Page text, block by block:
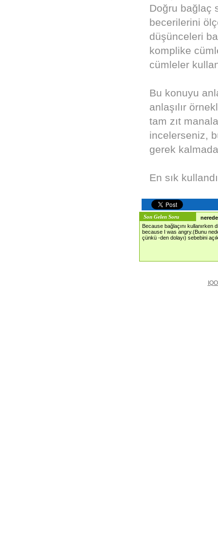
Doğru bağlaç
becerilerini
düşünceleri
komplike
cümleler
Bu konuyu
anlaşılır
tam zıt
incelerseniz,
gerek
En sık
Son Gelen Soru
Because bağlaçını
because I was angry.(Bunu
çünkü -den dolayı) sebebini